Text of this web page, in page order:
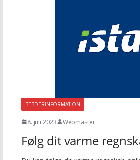
BEBOERINFORMATION
8. juli 2023 Webmaster
Følg dit varme